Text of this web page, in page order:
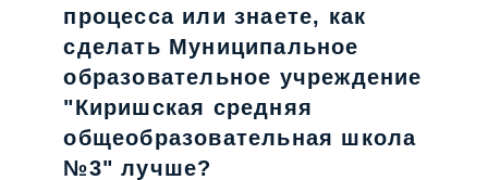
процесса или знаете, как
сделать Муниципальное
образовательное учреждение
"Киришская средняя
общеобразовательная школа
№3" лучше?